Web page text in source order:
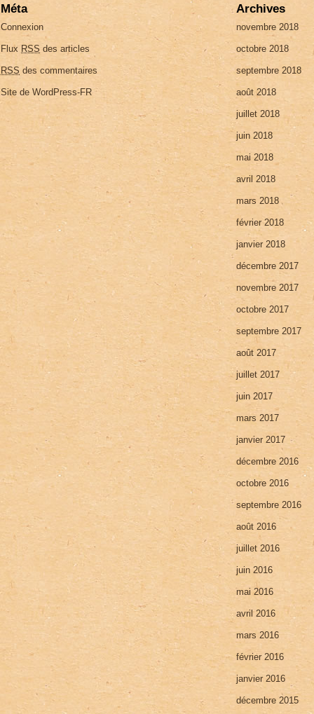
Méta
Connexion
Flux RSS des articles
RSS des commentaires
Site de WordPress-FR
Archives
novembre 2018
octobre 2018
septembre 2018
août 2018
juillet 2018
juin 2018
mai 2018
avril 2018
mars 2018
février 2018
janvier 2018
décembre 2017
novembre 2017
octobre 2017
septembre 2017
août 2017
juillet 2017
juin 2017
mars 2017
janvier 2017
décembre 2016
octobre 2016
septembre 2016
août 2016
juillet 2016
juin 2016
mai 2016
avril 2016
mars 2016
février 2016
janvier 2016
décembre 2015